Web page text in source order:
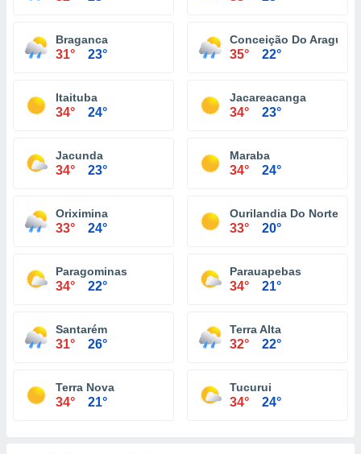
Braganca
31° 23°
Conceição Do Araguaia
35° 22°
Itaituba
34° 24°
Jacareacanga
34° 23°
Jacunda
34° 23°
Maraba
34° 24°
Oriximina
33° 24°
Ourilandia Do Norte
33° 20°
Paragominas
34° 22°
Parauapebas
34° 21°
Santarém
31° 26°
Terra Alta
32° 22°
Terra Nova
34° 21°
Tucurui
34° 24°